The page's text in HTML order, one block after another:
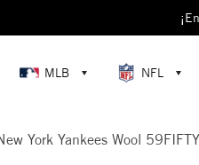
¡Descubre colecciones
MLB NFL
York Yankees Wool 59FIFTY